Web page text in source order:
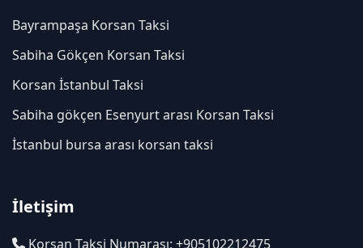
Bayrampaşa Korsan Taksi
Sabiha Gökçen Korsan Taksi
Korsan İstanbul Taksi
Sabiha gökçen Esenyurt arası Korsan Taksi
İstanbul bursa arası korsan taksi
İletişim
Korsan Taksi Numarası: +905102212475